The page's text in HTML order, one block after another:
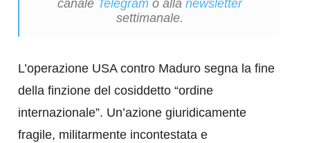
canale Telegram o alla newsletter
settimanale.
L’operazione USA contro Maduro segna la fine
della finzione del cosiddetto “ordine
internazionale”. Un’azione giuridicamente
fragile, militarmente incontestata e